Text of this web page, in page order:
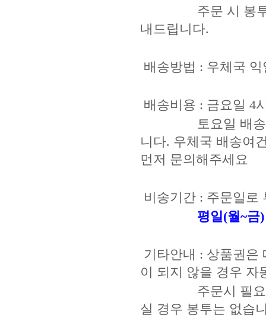
주문 시 봉투수량
내드립니다.
배송방법 : 우체국
배송비용 : 금요일 4
토요일 배송 받길
니다. 우체국 배송여
먼저 문의해주세요
비송기간 : 주문일로
평일(월~금
기타안내 : 상품권은
이 되지 않을 경우 자
주문시 필요한 봉
실 경우 봉투는 없습